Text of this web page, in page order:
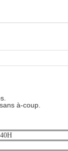
à-coup.